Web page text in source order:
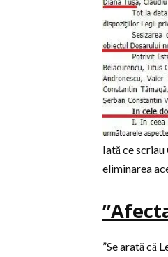
Iată ce scriau
eliminarea
”Se arată că